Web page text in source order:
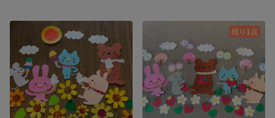
残り1点